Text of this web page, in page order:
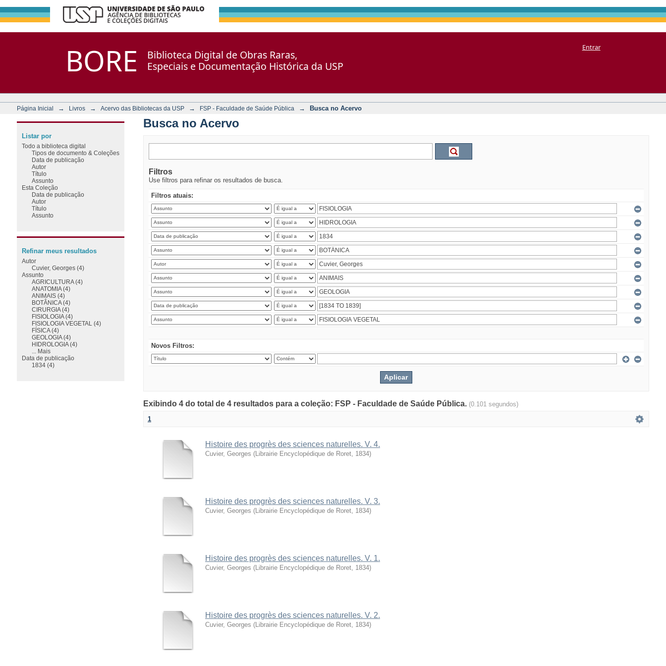
BORE
Biblioteca Digital de Obras Raras,
Especiais e Documentação Histórica da USP
Entrar
Página Inicial → Livros → Acervo das Bibliotecas da USP → FSP - Faculdade de Saúde Pública → Busca no Acervo
Busca no Acervo
Filtros
Use filtros para refinar os resultados de busca.
Filtros atuais:
Novos Filtros:
Exibindo 4 do total de 4 resultados para a coleção: FSP - Faculdade de Saúde Pública. (0.101 segundos)
1
Histoire des progrès des sciences naturelles. V. 4.
Cuvier, Georges (Librairie Encyclopédique de Roret, 1834)
Histoire des progrès des sciences naturelles. V. 3.
Cuvier, Georges (Librairie Encyclopédique de Roret, 1834)
Histoire des progrès des sciences naturelles. V. 1.
Cuvier, Georges (Librairie Encyclopédique de Roret, 1834)
Histoire des progrès des sciences naturelles. V. 2.
Cuvier, Georges (Librairie Encyclopédique de Roret, 1834)
Listar por
Todo a biblioteca digital
Tipos de documento & Coleções
Data de publicação
Autor
Título
Assunto
Esta Coleção
Data de publicação
Autor
Título
Assunto
Refinar meus resultados
Autor
Cuvier, Georges (4)
Assunto
AGRICULTURA (4)
ANATOMIA (4)
ANIMAIS (4)
BOTÂNICA (4)
CIRURGIA (4)
FISIOLOGIA (4)
FISIOLOGIA VEGETAL (4)
FÍSICA (4)
GEOLOGIA (4)
HIDROLOGIA (4)
... Mais
Data de publicação
1834 (4)